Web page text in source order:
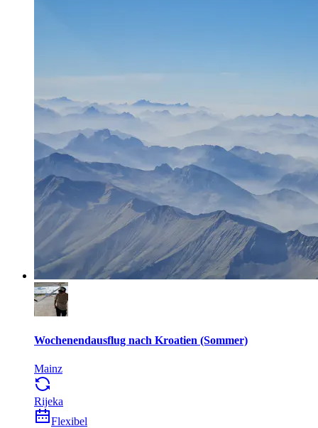
Wochenendausflug nach Kroatien (Sommer)
Mainz
Rijeka
Flexibel